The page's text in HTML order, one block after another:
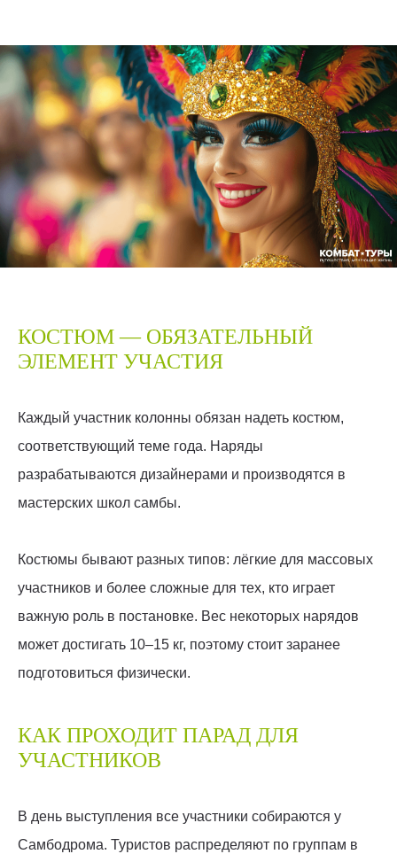
КОСТЮМ — ОБЯЗАТЕЛЬНЫЙ
ЭЛЕМЕНТ УЧАСТИЯ
Каждый участник колонны обязан надеть костюм,
соответствующий теме года. Наряды
разрабатываются дизайнерами и производятся в
мастерских школ самбы.
Костюмы бывают разных типов: лёгкие для массовых
участников и более сложные для тех, кто играет
важную роль в постановке. Вес некоторых нарядов
может достигать 10–15 кг, поэтому стоит заранее
подготовиться физически.
КАК ПРОХОДИТ ПАРАД ДЛЯ
УЧАСТНИКОВ
В день выступления все участники собираются у
Самбодрома. Туристов распределяют по группам в